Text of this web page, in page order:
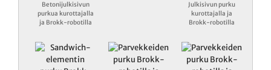
Betonijulkisivun
purkua kurottajalla
ja Brokk-robotilla
Julkisivun purku
kurottajalla ja
Brokk-robotilla